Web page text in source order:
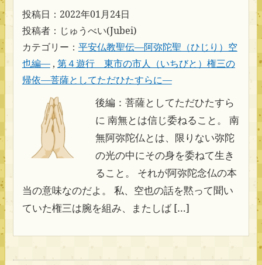
投稿日：2022年01月24日
投稿者：じゅうべい(Jubei)
カテゴリー： 平安仏教聖伝―阿弥陀聖（ひじり）空
也編―, 第４遊行 東市の市人（いちびと）権三の
帰依―菩薩としてただひたすらに―
後編：菩薩としてただひたすら
に 南無とは信じ委ねること。 南
無阿弥陀仏とは、限りない弥陀
の光の中にその身を委ねて生き
ること。 それが阿弥陀念仏の本
当の意味なのだよ。 私、空也の話を黙って聞い
ていた権三は腕を組み、またしば […]